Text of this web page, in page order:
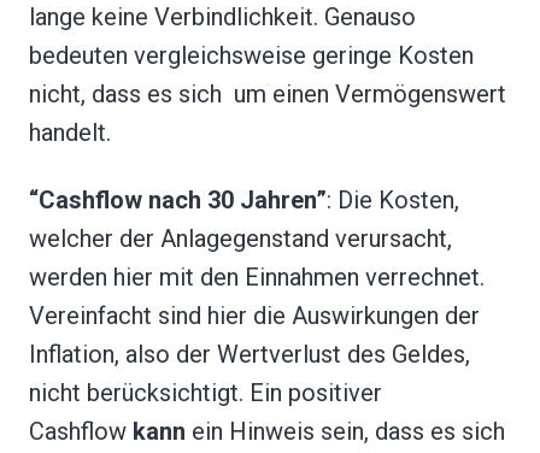
lange keine Verbindlichkeit. Genauso
bedeuten vergleichsweise geringe Kosten
nicht, dass es sich um einen Vermögenswert
handelt.
“Cashflow nach 30 Jahren”: Die Kosten,
welcher der Anlagegenstand verursacht,
werden hier mit den Einnahmen verrechnet.
Vereinfacht sind hier die Auswirkungen der
Inflation, also der Wertverlust des Geldes,
nicht berücksichtigt. Ein positiver
Cashflow kann ein Hinweis sein, dass es sich